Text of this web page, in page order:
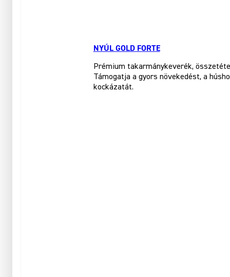
NYÚL GOLD FORTE
Prémium takarmánykeverék,
Támogatja a gyors növekedést, a
kockázatát.